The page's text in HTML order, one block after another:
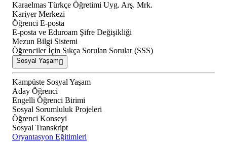
Karaelmas Türkçe Öğretimi Uyg. Arş. Mrk.
Kariyer Merkezi
Öğrenci E-posta
E-posta ve Eduroam Şifre Değişikliği
Mezun Bilgi Sistemi
Öğrenciler İçin Sıkça Sorulan Sorular (SSS)
Sosyal Yaşam
Kampüste Sosyal Yaşam
Aday Öğrenci
Engelli Öğrenci Birimi
Sosyal Sorumluluk Projeleri
Öğrenci Konseyi
Sosyal Transkript
Oryantasyon Eğitimleri